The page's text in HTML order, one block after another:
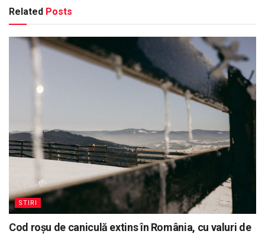
Related Posts
STIRI
Cod roșu de caniculă extins în România, cu valuri de